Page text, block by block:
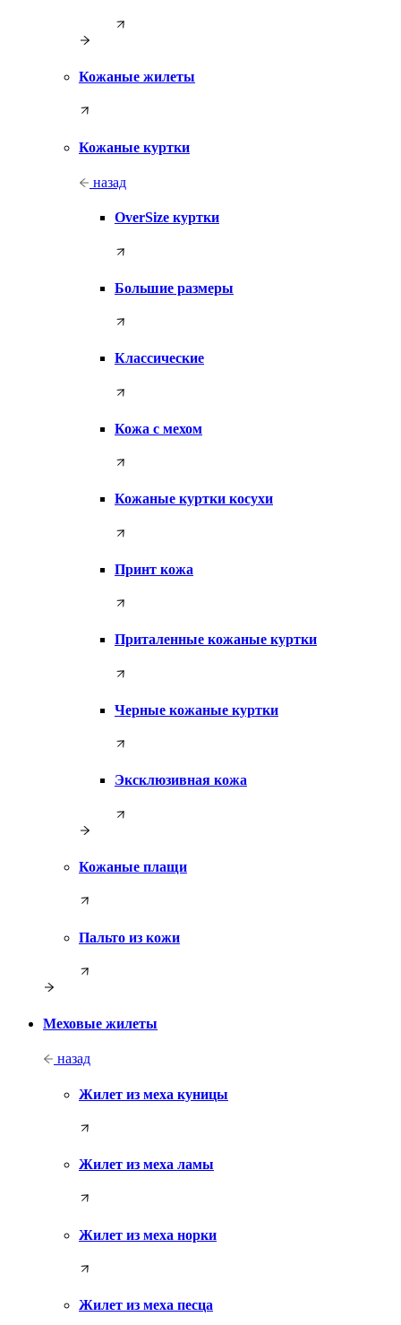
Кожаные жилеты
Кожаные куртки
назад
OverSize куртки
Большие размеры
Классические
Кожа с мехом
Кожаные куртки косухи
Принт кожа
Приталенные кожаные куртки
Черные кожаные куртки
Эксклюзивная кожа
Кожаные плащи
Пальто из кожи
Меховые жилеты
назад
Жилет из меха куницы
Жилет из меха ламы
Жилет из меха норки
Жилет из меха песца